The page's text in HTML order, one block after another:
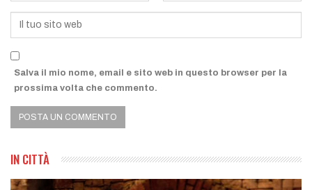
Salva il mio nome, email e sito web in questo browser per la
prossima volta che commento.
IN CITTÀ